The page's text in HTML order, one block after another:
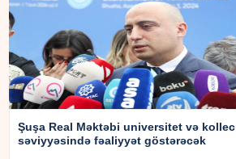
Şuşa Real Məktəbi universitet və kollec
səviyyəsində fəaliyyət göstərəcək